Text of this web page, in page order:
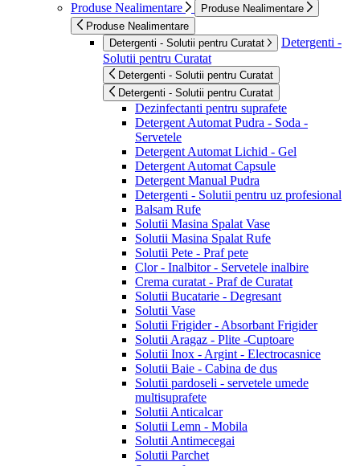
Produse Nealimentare
Produse Nealimentare
Produse Nealimentare
Detergenti - Solutii pentru Curatat
Detergenti -
Solutii pentru Curatat
Detergenti - Solutii pentru Curatat
Detergenti - Solutii pentru Curatat
Dezinfectanti pentru suprafete
Detergent Automat Pudra - Soda -
Servetele
Detergent Automat Lichid - Gel
Detergent Automat Capsule
Detergent Manual Pudra
Detergenti - Solutii pentru uz profesional
Balsam Rufe
Solutii Masina Spalat Vase
Solutii Masina Spalat Rufe
Solutii Pete - Praf pete
Clor - Inalbitor - Servetele inalbire
Crema curatat - Praf de Curatat
Solutii Bucatarie - Degresant
Solutii Vase
Solutii Frigider - Absorbant Frigider
Solutii Aragaz - Plite -Cuptoare
Solutii Inox - Argint - Electrocasnice
Solutii Baie - Cabina de dus
Solutii pardoseli - servetele umede
multisuprafete
Solutii Anticalcar
Solutii Lemn - Mobila
Solutii Antimecegai
Solutii Parchet